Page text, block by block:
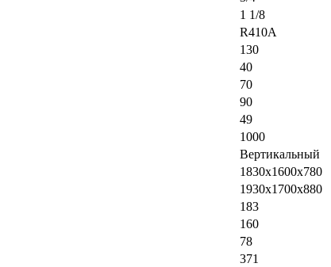
1 1/8
R410A
130
40
70
90
49
1000
Вертикальный
1830x1600x780
1930х1700х880
183
160
78
371